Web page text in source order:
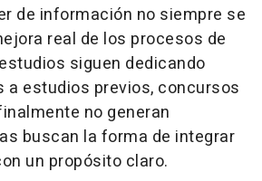
de información no siempre se
real de los procesos de
siguen dedicando
a estudios previos, concursos
no generan
buscan la forma de integrar
un propósito claro.